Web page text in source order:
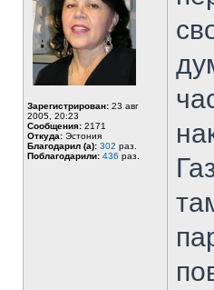
Зарегистрирован: 23 авг
2005, 20:23
Сообщения: 2171
Откуда: Эстония
Благодарил (а): 302 раз.
Поблагодарили: 436 раз.